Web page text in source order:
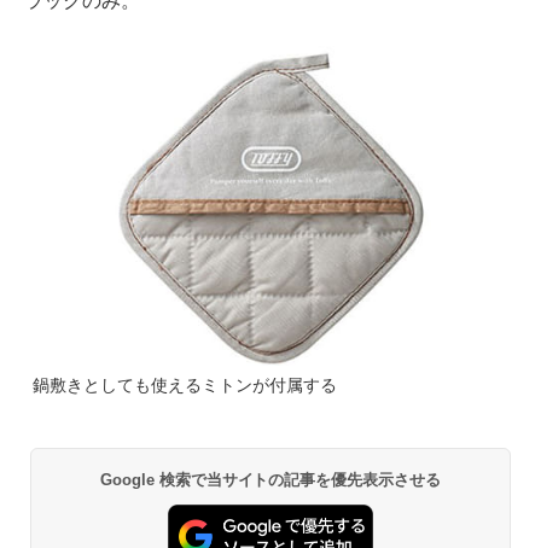
鍋敷きとしても使えるミトンが付属する
Google 検索で当サイトの記事を優先表示させる